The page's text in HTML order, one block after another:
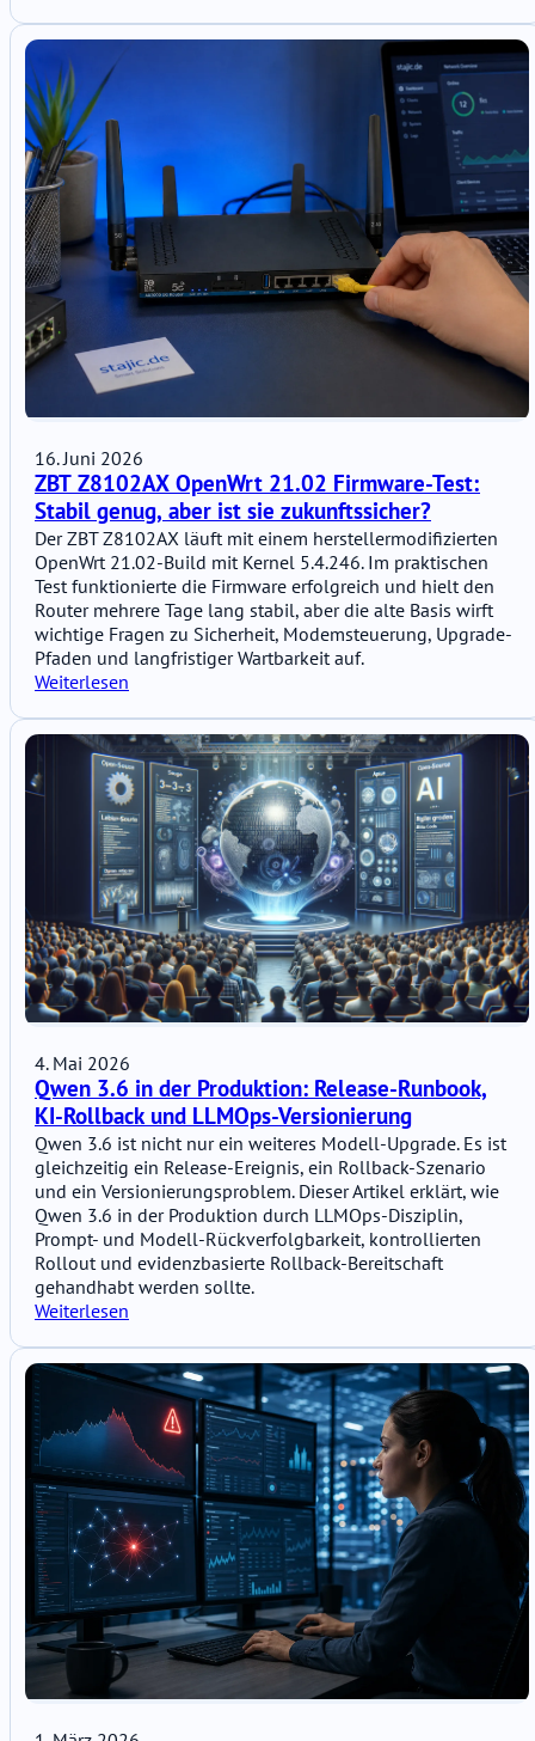
16. Juni 2026
ZBT Z8102AX OpenWrt 21.02 Firmware-Test:
Stabil genug, aber ist sie zukunftssicher?
Der ZBT Z8102AX läuft mit einem herstellermodifizierten
OpenWrt 21.02-Build mit Kernel 5.4.246. Im praktischen
Test funktionierte die Firmware erfolgreich und hielt den
Router mehrere Tage lang stabil, aber die alte Basis wirft
wichtige Fragen zu Sicherheit, Modemsteuerung, Upgrade-
Pfaden und langfristiger Wartbarkeit auf.
Weiterlesen
4. Mai 2026
Qwen 3.6 in der Produktion: Release-Runbook,
KI-Rollback und LLMOps-Versionierung
Qwen 3.6 ist nicht nur ein weiteres Modell-Upgrade. Es ist
gleichzeitig ein Release-Ereignis, ein Rollback-Szenario
und ein Versionierungsproblem. Dieser Artikel erklärt, wie
Qwen 3.6 in der Produktion durch LLMOps-Disziplin,
Prompt- und Modell-Rückverfolgbarkeit, kontrollierten
Rollout und evidenzbasierte Rollback-Bereitschaft
gehandhabt werden sollte.
Weiterlesen